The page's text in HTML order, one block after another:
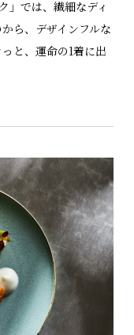
」では、繊細なディ
ら、デザインフルな
と、運命の1着に出